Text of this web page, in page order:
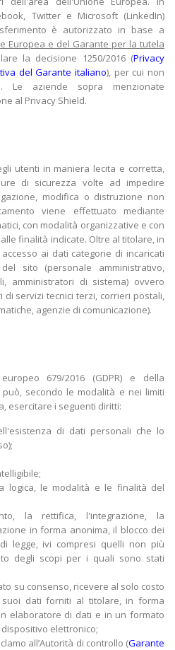
Twitter e Microsoft (LinkedIn)
è autorizzato in base a
Europea e del Garante per la tutela
la decisione 1250/2016 (Privacy
del Garante italiano), per cui non
Le aziende sopra menzionate
al Privacy Shield.
utenti in maniera lecita e corretta,
di sicurezza volte ad impedire
modifica o distruzione non
viene effettuato mediante
con modalità organizzative e con
finalità indicate. Oltre al titolare, in
ai dati categorie di incaricati
del sito (personale amministrativo,
amministratori di sistema) ovvero
servizi tecnici terzi, corrieri postali,
agenzie di comunicazione).
679/2016 (GDPR) e della
secondo le modalità e nei limiti
esercitare i seguenti diritti:
di dati personali che lo
logica, le modalità e le finalità del
la rettifica, l'integrazione, la
in forma anonima, il blocco dei
legge, ivi compresi quelli non più
degli scopi per i quali sono stati
su consenso, ricevere al solo costo
suoi dati forniti al titolare, in forma
elaboratore di dati e in un formato
elettronico;
all’Autorità di controllo (Garante